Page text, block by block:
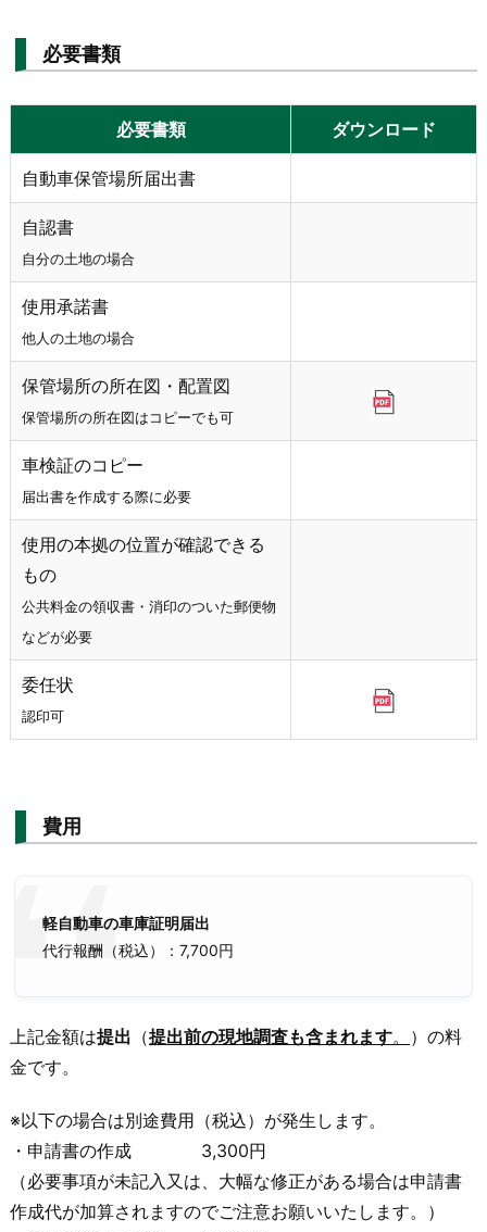
必要書類
必要書類 ダウンロード
自動車保管場所届出書
自認書
自分の土地の場合
使用承諾書
他人の土地の場合
保管場所の所在図・配置図
保管場所の所在図はコピーでも可
車検証のコピー
届出書を作成する際に必要
使用の本拠の位置が確認できる
もの
公共料金の領収書・消印のついた郵便物
などが必要
委任状
認印可
費用
軽自動車の車庫証明届出
代行報酬（税込）：7,700円
上記金額は提出 （提出前の現地調査も含まれます。 ）の料
金です。
※以下の場合は別途費用（税込）が発生します。
・申請書の作成 3,300円
（必要事項が未記入又は、大幅な修正がある場合は申請書
作成代が加算されますのでご注意お願いいたします。）